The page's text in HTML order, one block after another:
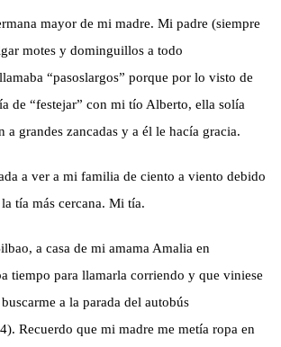
mayor de mi madre. Mi padre (siempre
motes y dominguillos a todo
“pasoslargos” porque por lo visto de
de “festejar” con mi tío Alberto, ella solía
a grandes zancadas y a él le hacía gracia.
a ver a mi familia de ciento a viento debido
tía más cercana. Mi tía.
a casa de mi amama Amalia en
tiempo para llamarla corriendo y que viniese
a la parada del autobús
Recuerdo que mi madre me metía ropa en